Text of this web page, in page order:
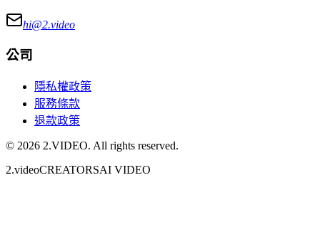
hi@2.video
公司
隱私權政策
服務條款
退款政策
© 2026 2.VIDEO. All rights reserved.
2.videoCREATORSAI VIDEO